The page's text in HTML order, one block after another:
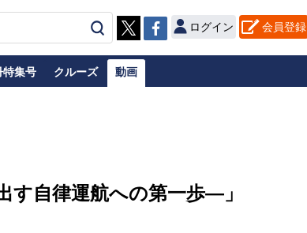
ログイン 会員登録
特集号 クルーズ 動画
す自律運航への第一歩―」